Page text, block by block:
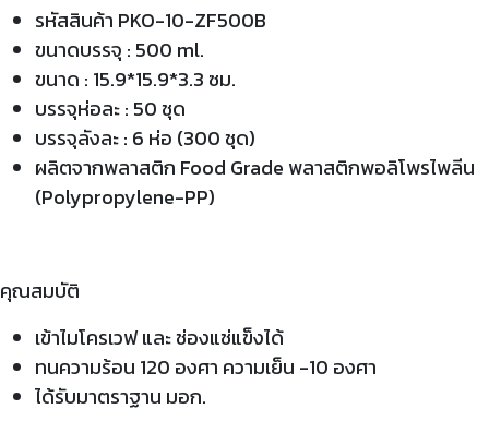
รหัสสินค้า PKO-10-ZF500B
ขนาดบรรจุ : 500 ml.
ขนาด : 15.9*15.9*3.3 ซม.
บรรจุห่อละ : 50 ชุด
บรรจุลังละ : 6 ห่อ (300 ชุด)
ผลิตจากพลาสติก Food Grade พลาสติกพอลิโพรไพลีน
(Polypropylene-PP)
คุณสมบัติ
เข้าไมโครเวฟ และ ช่องแช่แข็งได้
ทนความร้อน 120 องศา ความเย็น -10 องศา
ได้รับมาตราฐาน มอก.